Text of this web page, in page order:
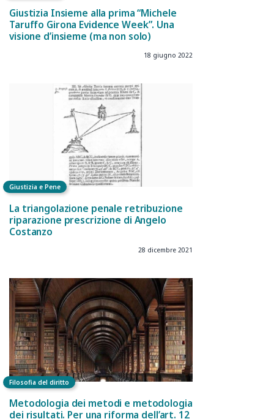
Giustizia Insieme alla prima “Michele
Taruffo Girona Evidence Week”. Una
visione d’insieme (ma non solo)
18 giugno 2022
Giustizia e Pene
La triangolazione penale retribuzione
riparazione prescrizione di Angelo
Costanzo
28 dicembre 2021
Filosofia del diritto
Metodologia dei metodi e metodologia
dei risultati. Per una riforma dell’art. 12